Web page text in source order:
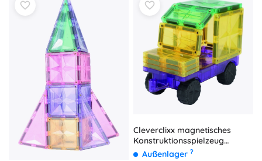
Cleverclixx magnetisches
Konstruktionsspielzeug
Wheels Pack Intense (25 Stk.)
Außenlager ?